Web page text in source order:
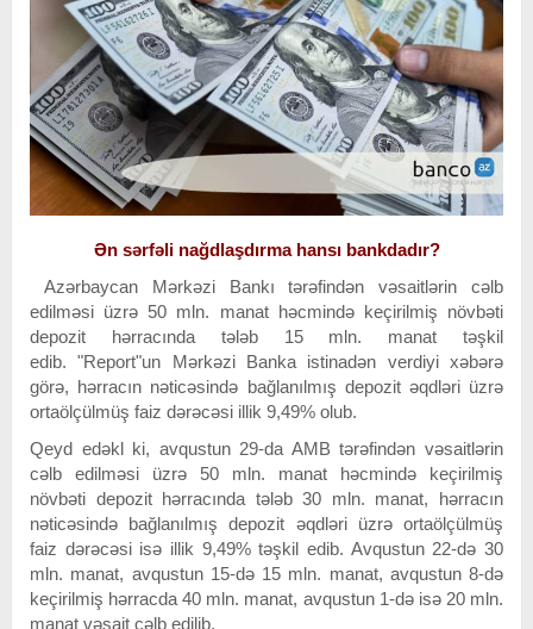
Ən sərfəli nağdlaşdırma hansı bankdadır?
Azərbaycan Mərkəzi Bankı tərəfindən vəsaitlərin cəlb
edilməsi üzrə 50 mln. manat həcmində keçirilmiş növbəti
depozit hərracında tələb 15 mln. manat təşkil
edib. "Report"un Mərkəzi Banka istinadən verdiyi xəbərə
görə, hərracın nəticəsində bağlanılmış depozit əqdləri üzrə
ortaölçülmüş faiz dərəcəsi illik 9,49% olub.
Qeyd edəkl ki, avqustun 29-da AMB tərəfindən vəsaitlərin
cəlb edilməsi üzrə 50 mln. manat həcmində keçirilmiş
növbəti depozit hərracında tələb 30 mln. manat, hərracın
nəticəsində bağlanılmış depozit əqdləri üzrə ortaölçülmüş
faiz dərəcəsi isə illik 9,49% təşkil edib. Avqustun 22-də 30
mln. manat, avqustun 15-də 15 mln. manat, avqustun 8-də
keçirilmiş hərracda 40 mln. manat, avqustun 1-də isə 20 mln.
manat vəsait cəlb edilib.